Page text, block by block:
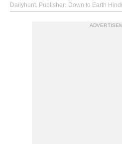
Dailyhunt. Publisher: Down to Earth Hindi